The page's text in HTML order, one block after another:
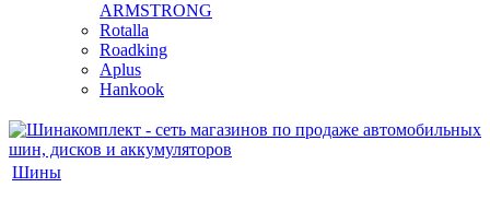
ARMSTRONG
Rotalla
Roadking
Aplus
Hankook
Шины